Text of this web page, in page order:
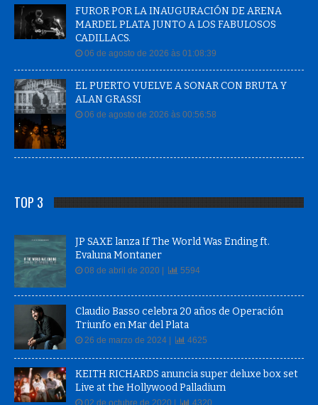
FUROR POR LA INAUGURACIÓN DE ARENA
MARDEL PLATA JUNTO A LOS FABULOSOS
CADILLACS.
06 de agosto de 2026 às 01:08:39
EL PUERTO VUELVE A SONAR CON BRUTA Y
ALAN GRASSI
06 de agosto de 2026 às 00:56:58
TOP 3
JP SAXE lanza If The World Was Ending ft.
Evaluna Montaner
08 de abril de 2020 | 5594
Claudio Basso celebra 20 años de Operación
Triunfo en Mar del Plata
26 de marzo de 2024 | 4625
KEITH RICHARDS anuncia super deluxe box set
Live at the Hollywood Palladium